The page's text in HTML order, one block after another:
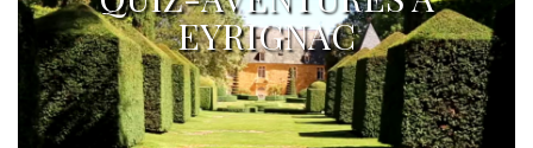
EYRIGNAC